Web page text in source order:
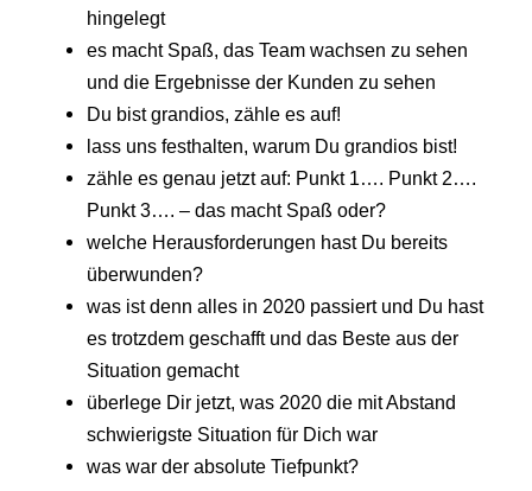
hingelegt
es macht Spaß, das Team wachsen zu sehen
und die Ergebnisse der Kunden zu sehen
Du bist grandios, zähle es auf!
lass uns festhalten, warum Du grandios bist!
zähle es genau jetzt auf: Punkt 1…. Punkt 2….
Punkt 3…. – das macht Spaß oder?
welche Herausforderungen hast Du bereits
überwunden?
was ist denn alles in 2020 passiert und Du hast
es trotzdem geschafft und das Beste aus der
Situation gemacht
überlege Dir jetzt, was 2020 die mit Abstand
schwierigste Situation für Dich war
was war der absolute Tiefpunkt?